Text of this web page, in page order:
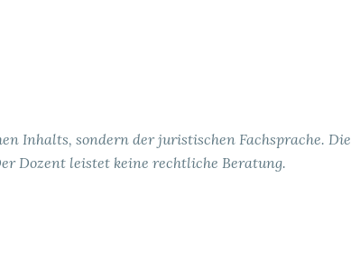
Inhalts, sondern der juristischen Fachsprache. Die
Dozent leistet keine rechtliche Beratung.